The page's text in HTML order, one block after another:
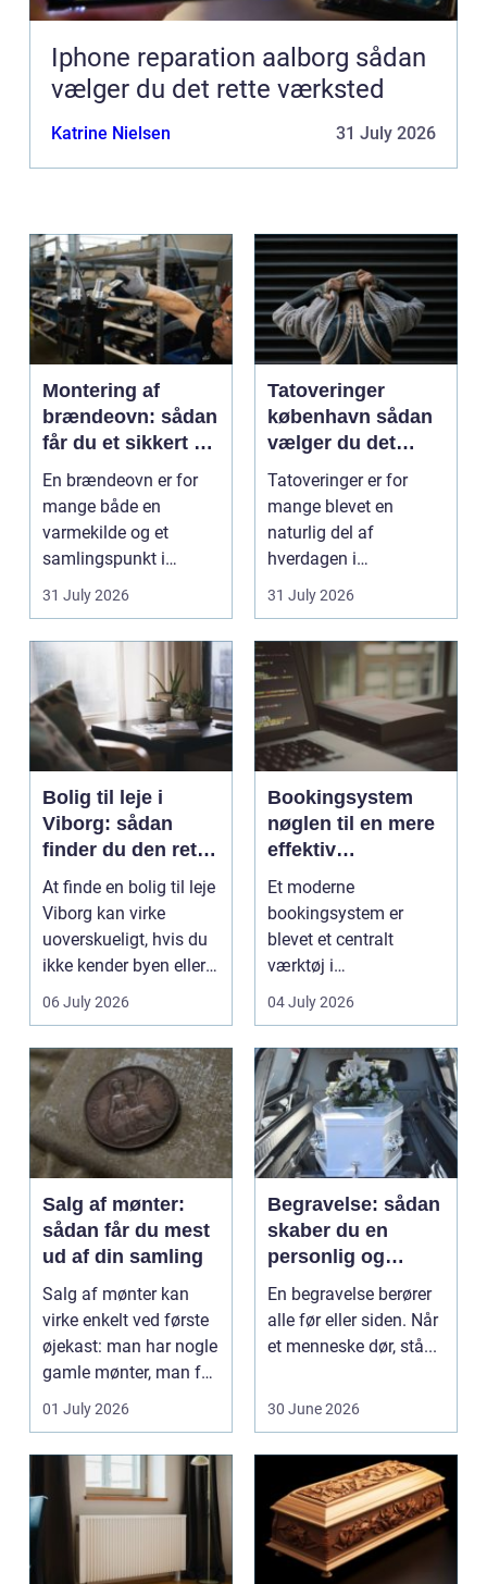
Iphone reparation aalborg sådan
vælger du det rette værksted
Katrine Nielsen 31 July 2026
Montering af
brændeovn: sådan
får du et sikkert og
smukt resultat
En brændeovn er for
mange både en
varmekilde og et
samlingspunkt i
hjemmet. Flammerne
31 July 2026
Tatoveringer
københavn sådan
vælger du det
rigtige studie
Tatoveringer er for
mange blevet en
naturlig del af
hverdagen i
København. Byen er
fyldt med dygtige...
31 July 2026
Bolig til leje i
Viborg: sådan
finder du den rette
lejlighed
At finde en bolig til leje
Viborg kan virke
uoverskueligt, hvis du
ikke kender byen eller
det lokale...
06 July 2026
Bookingsystem
nøglen til en mere
effektiv
klinikhverdag
Et moderne
bookingsystem er
blevet et centralt
værktøj i
sundhedssektoren.
Klinikker, praksis og
beh...
04 July 2026
Salg af mønter:
sådan får du mest
ud af din samling
Salg af mønter kan
virke enkelt ved første
øjekast: man har nogle
gamle mønter, man får
dem vurderet...
01 July 2026
Begravelse: sådan
skaber du en
personlig og
respektfuld afsked
En begravelse berører
alle før eller siden. Når
et menneske dør, stå...
30 June 2026